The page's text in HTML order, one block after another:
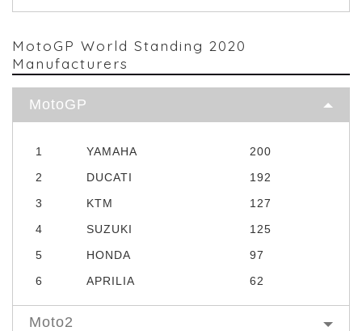
MotoGP World Standing 2020
Manufacturers
MotoGP
1 YAMAHA
200
2
DUCATI
192
3
KTM
127
4
SUZUKI
125
5
HONDA
97
6
APRILIA 62
Moto2